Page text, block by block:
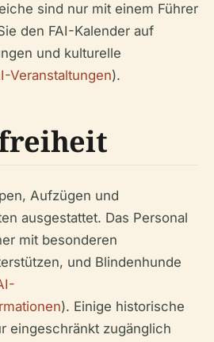
sind nur mit einem Führer
den FAI-Kalender auf
und kulturelle
Veranstaltungen).
Aufzügen und
ausgestattet. Das Personal
mit besonderen
und Blindenhunde
). Einige historische
eingeschränkt zugänglich